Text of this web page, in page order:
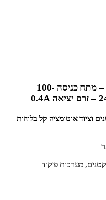
ספק כוח חד פאזי ממותג -10W – מתח כניסה 100-
וציוד אוטומציה קל בלוחות
מערכות פיקוד